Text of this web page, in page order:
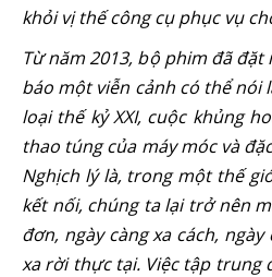
khỏi vị thế công cụ phục vụ
Từ năm 2013, bộ phim đã
báo một viễn cảnh có thể nói
loại thế kỷ XXI, cuộc khủng
thao túng của máy móc và
Nghịch lý là, trong một thế
kết nối, chúng ta lại trở nên
đơn, ngày càng xa cách,
xa rời thực tại. Việc tập trung